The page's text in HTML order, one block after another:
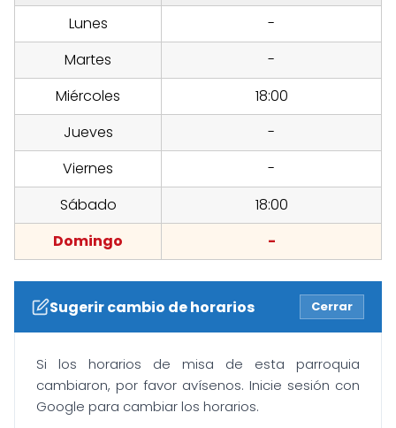
Lunes
-
Martes
-
Miércoles
18:00
Jueves
-
Viernes
-
Sábado
18:00
Domingo
-
Sugerir cambio de horarios Cerrar
Si los horarios de misa de esta parroquia
cambiaron, por favor avísenos. Inicie sesión con
Google para cambiar los horarios.